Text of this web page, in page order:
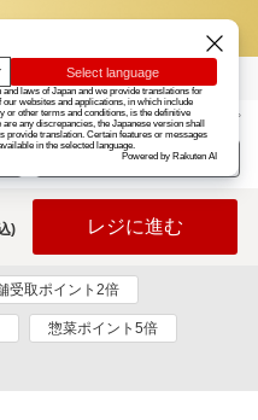
ループ カード
お知らせ ヘルプ
ログイン
) レジに進む
受取ポイント2倍
惣菜ポイント5倍